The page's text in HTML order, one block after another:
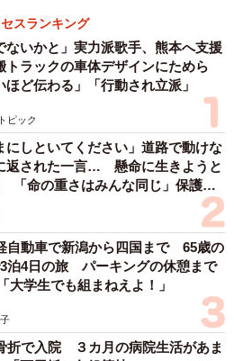
スランキング
ないかと」実力派歌手、熊本へ支援
ラックの車体デザインにためら
ど伝わる」「行動され立派」
ピック
にしといてください」道路で動けな
返された一言… 懸命に生きようと
「命の重さはみんな同じ」保護団
自動車で新潟から四国まで 65歳の
泊4日の旅 パーキングの休憩まで
学生でも組まねえよ！」
折で入院 ３カ月の病院生活があま